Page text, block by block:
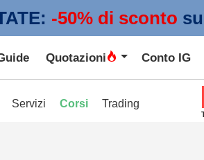
-50% di sconto
Quotazioni Conto IG
Servizi Corsi Trading